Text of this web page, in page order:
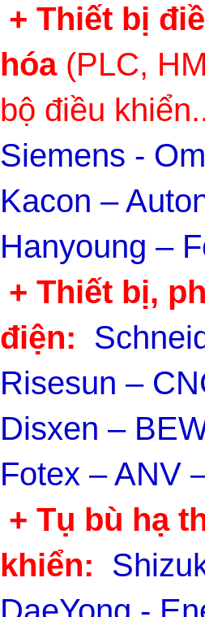
+ Thiết bị
hóa (PLC,
bộ điều
Siemens -
Kacon –
Hanyoung –
+ Thiết bị,
điện:
Risesun –
Disxen –
Fotex – ANV
+ Tụ bù hạ
khiển: